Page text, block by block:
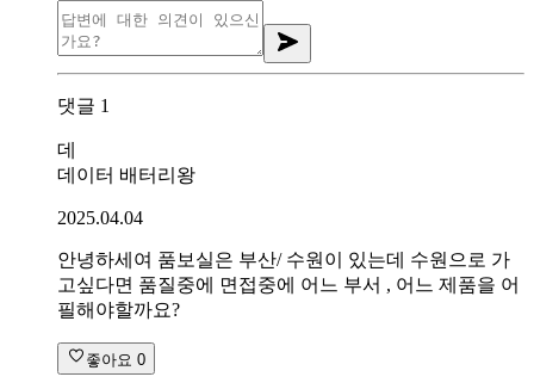
댓글 1
데
데이터 배터리왕
2025.04.04
안녕하세여 품보실은 부산/ 수원이 있는데 수원으로 가
고싶다면 품질중에 면접중에 어느 부서 , 어느 제품을 어
필해야할까요?
좋아요 0